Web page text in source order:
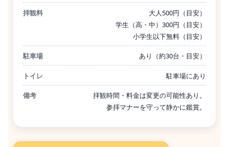
拝観料
大人500円（目安）
学生（高・中）300円（目安）
小学生以下無料（目安）
駐車場 あり（約30台・目安）
トイレ 駐車場にあり
備考
拝観時間・料金は変更の可能性あり。
参拝マナーを守って静かに鑑賞。